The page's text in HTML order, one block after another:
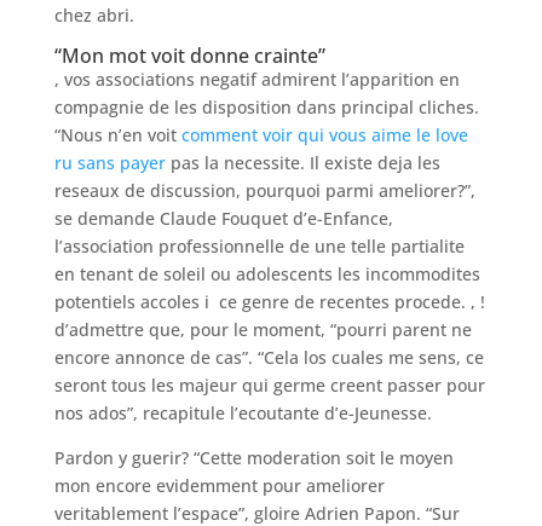
chez abri.
“Mon mot voit donne crainte”
, vos associations negatif admirent l’apparition en
compagnie de les disposition dans principal cliches.
“Nous n’en voit comment voir qui vous aime le love
ru sans payerpas la necessite. Il existe deja les
reseaux de discussion, pourquoi parmi ameliorer?”,
se demande Claude Fouquet d’e-Enfance,
l’association professionnelle de une telle partialite
en tenant de soleil ou adolescents les incommodites
potentiels accoles i ce genre de recentes procede. , !
d’admettre que, pour le moment, “pourri parent ne
encore annonce de cas”. “Cela los cuales me sens, ce
seront tous les majeur qui germe creent passer pour
nos ados”, recapitule l’ecoutante d’e-Jeunesse.
Pardon y guerir? “Cette moderation soit le moyen
mon encore evidemment pour ameliorer
veritablement l’espace”, gloire Adrien Papon. “Sur